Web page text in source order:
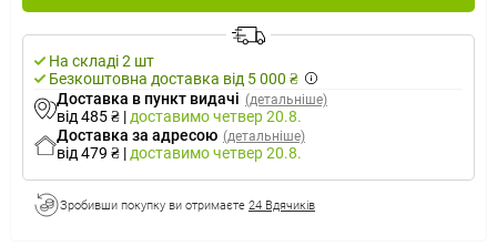
На складі 2 шт
Безкоштовна доставка від 5 000 ₴
Доставка в пункт видачі (детальніше)
від 485 ₴ | доставимочетвер 20.8.
Доставка за адресою (детальніше)
від 479 ₴ | доставимочетвер 20.8.
Зробивши покупку ви отримаєте 24 Вдячиків